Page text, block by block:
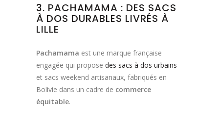
3. PACHAMAMA : DES SACS
À DOS DURABLES LIVRÉS À
LILLE
Pachamama est une marque française
engagée qui propose des sacs à dos urbains
et sacs weekend artisanaux, fabriqués en
Bolivie dans un cadre de commerce
équitable.